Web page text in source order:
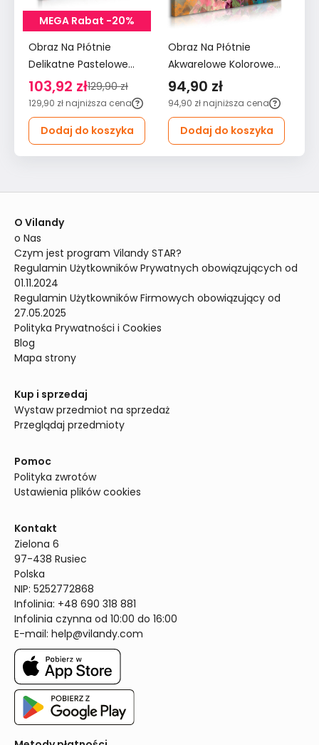
MEGA Rabat -20%
Obraz Na Płótnie
Delikatne Pastelowe
Różowe Kwiaty 120x80
Do Salonu
103,92 zł129,90 zł
129,90 zł najniższa cena
Dodaj do koszyka
Obraz Na Płótnie
Akwarelowe Kolorowe
Kwiaty 90x60 Natura
do Salonu
94,90 zł
94,90 zł najniższa cena
Dodaj do koszyka
O Vilandy
o Nas
Czym jest program Vilandy STAR?
Regulamin Użytkowników Prywatnych obowiązujących od
01.11.2024
Regulamin Użytkowników Firmowych obowiązujący od
27.05.2025
Polityka Prywatności i Cookies
Blog
Mapa strony
Kup i sprzedaj
Wystaw przedmiot na sprzedaż
Przeglądaj przedmioty
Pomoc
Polityka zwrotów
Ustawienia plików cookies
Kontakt
Zielona 6
97-438 Rusiec
Polska
NIP: 5252772868
Infolinia: +48 690 318 881
Infolinia czynna od 10:00 do 16:00
E-mail: help@vilandy.com